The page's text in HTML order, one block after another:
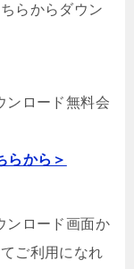
らからダウン
ンロード無料会
らから＞
ンロード画面か
ご利用になれ